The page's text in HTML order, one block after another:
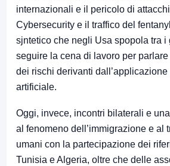
internazionali e il pericolo di
Cybersecurity e il traffico del
sjntetico che negli Usa spopola tra i
seguire la cena di lavoro per
dei rischi derivanti dall’applicazione
artificiale.
Oggi, invece, incontri bilaterali e
al fenomeno dell’immigrazione e al
umani con la partecipazione dei
Tunisia e Algeria, oltre che delle